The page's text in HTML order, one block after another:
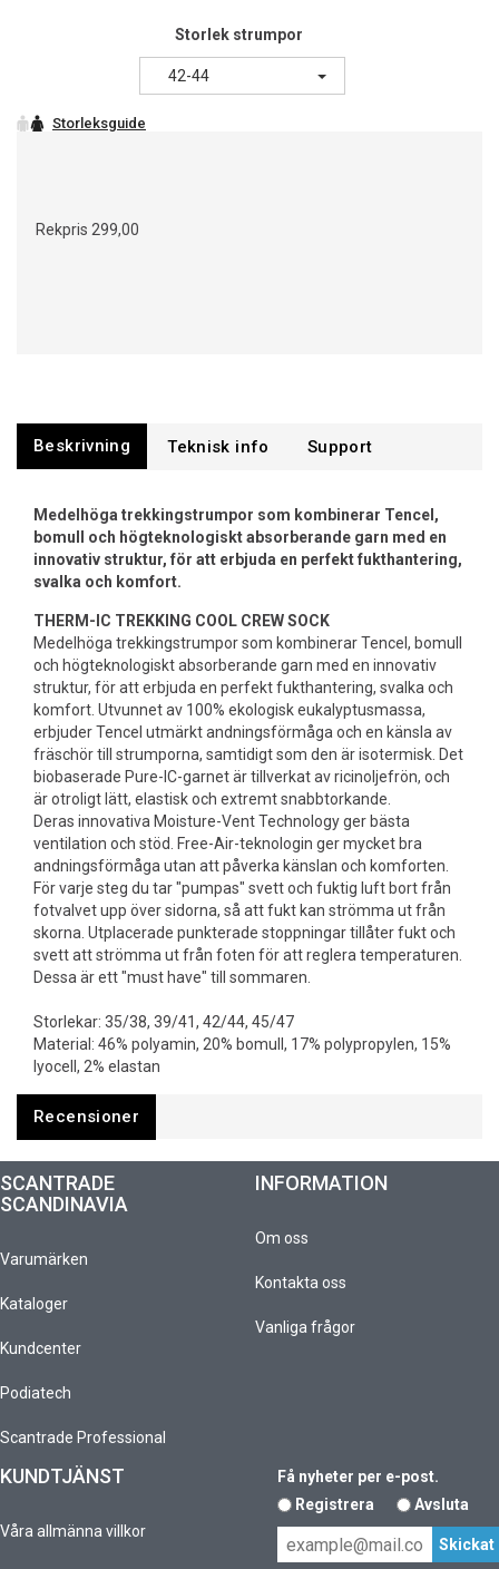
Storlek strumpor
42-44
Rekpris 299,00
Beskrivning Support
Medelhöga trekkingstrumpor som kombinerar Tencel,
bomull och högteknologiskt absorberande garn med en
innovativ struktur, för att erbjuda en perfekt fukthantering,
svalka och komfort.
THERM-IC TREKKING COOL CREW SOCK
Medelhöga trekkingstrumpor som kombinerar Tencel, bomull
och högteknologiskt absorberande garn med en innovativ
struktur, för att erbjuda en perfekt fukthantering, svalka och
komfort. Utvunnet av 100% ekologisk eukalyptusmassa,
erbjuder Tencel utmärkt andningsförmåga och en känsla av
fräschör till strumporna, samtidigt som den är isotermisk. Det
biobaserade Pure-IC-garnet är tillverkat av ricinoljefrön, och
är otroligt lätt, elastisk och extremt snabbtorkande.
Deras innovativa Moisture-Vent Technology ger bästa
ventilation och stöd. Free-Air-teknologin ger mycket bra
andningsförmåga utan att påverka känslan och komforten.
För varje steg du tar "pumpas" svett och fuktig luft bort från
fotvalvet upp över sidorna, så att fukt kan strömma ut från
skorna. Utplacerade punkterade stoppningar tillåter fukt och
svett att strömma ut från foten för att reglera temperaturen.
Dessa är ett "must have" till sommaren.
Storlekar: 35/38, 39/41, 42/44, 45/47
Material: 46% polyamin, 20% bomull, 17% polypropylen, 15%
lyocell, 2% elastan
Recensioner
SCANTRADE
SCANDINAVIA
Varumärken
Kataloger
Kundcenter
Podiatech
Scantrade Professional
INFORMATION
Om oss
Kontakta oss
Vanliga frågor
KUNDTJÄNST
Våra allmänna villkor
Få nyheter per e-post.
Registrera
Avsluta